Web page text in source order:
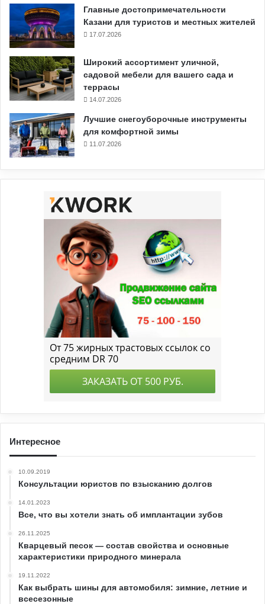
Главные достопримечательности
Казани для туристов и местных жителей
17.07.2026
Широкий ассортимент уличной,
садовой мебели для вашего сада и
террасы
14.07.2026
Лучшие снегоуборочные инструменты
для комфортной зимы
11.07.2026
Интересное
10.09.2019
Консультации юристов по взысканию долгов
14.01.2023
Все, что вы хотели знать об имплантации зубов
26.11.2025
Кварцевый песок — состав свойства и основные
характеристики природного минерала
19.11.2022
Как выбрать шины для автомобиля: зимние, летние и
всесезонные